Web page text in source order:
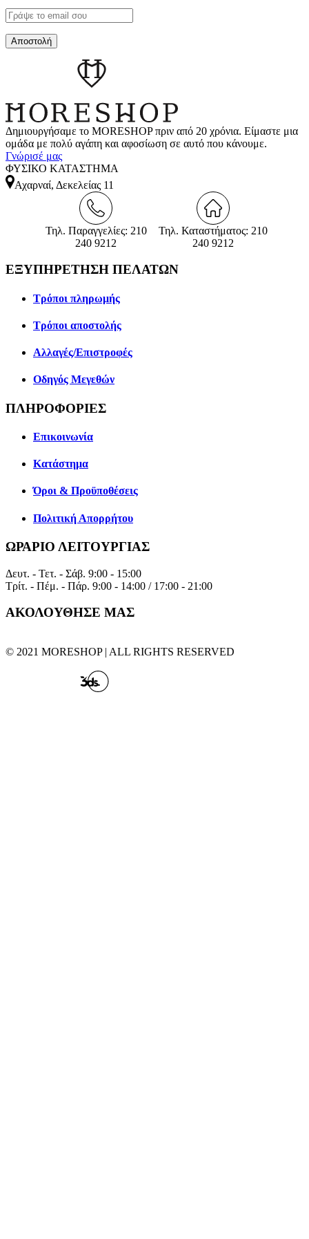
Δημιουργήσαμε το MORESHOP πριν από 20 χρόνια. Είμαστε μια
ομάδα με πολύ αγάπη και αφοσίωση σε αυτό που κάνουμε.
Γνώρισέ μας
ΦΥΣΙΚΟ ΚΑΤΑΣΤΗΜΑ
Αχαρναί, Δεκελείας 11
Τηλ. Παραγγελίες: 210
240 9212
Τηλ. Καταστήματος: 210
240 9212
ΕΞΥΠΗΡΕΤΗΣΗ ΠΕΛΑΤΩΝ
Τρόποι πληρωμής
Τρόποι αποστολής
Αλλαγές/Επιστροφές
Οδηγός Μεγεθών
ΠΛΗΡΟΦΟΡΙΕΣ
Επικοινωνία
Κατάστημα
Όροι & Προϋποθέσεις
Πολιτική Απορρήτου
ΩΡΑΡΙΟ ΛΕΙΤΟΥΡΓΙΑΣ
Δευτ. - Τετ. - Σάβ. 9:00 - 15:00
Τρίτ. - Πέμ. - Πάρ. 9:00 - 14:00 / 17:00 - 21:00
ΑΚΟΛΟΥΘΗΣΕ ΜΑΣ
© 2021 MORESHOP | ALL RIGHTS RESERVED